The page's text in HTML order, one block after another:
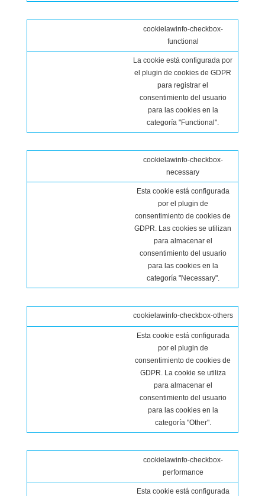
cookielawinfo-checkbox-
functional
La cookie está configurada por
el plugin de cookies de GDPR
para registrar el
consentimiento del usuario
para las cookies en la
categoría "Functional".
cookielawinfo-checkbox-
necessary
Esta cookie está configurada
por el plugin de
consentimiento de cookies de
GDPR. Las cookies se utilizan
para almacenar el
consentimiento del usuario
para las cookies en la
categoría "Necessary".
cookielawinfo-checkbox-others
Esta cookie está configurada
por el plugin de
consentimiento de cookies de
GDPR. La cookie se utiliza
para almacenar el
consentimiento del usuario
para las cookies en la
categoría "Other".
cookielawinfo-checkbox-
performance
Esta cookie está configurada